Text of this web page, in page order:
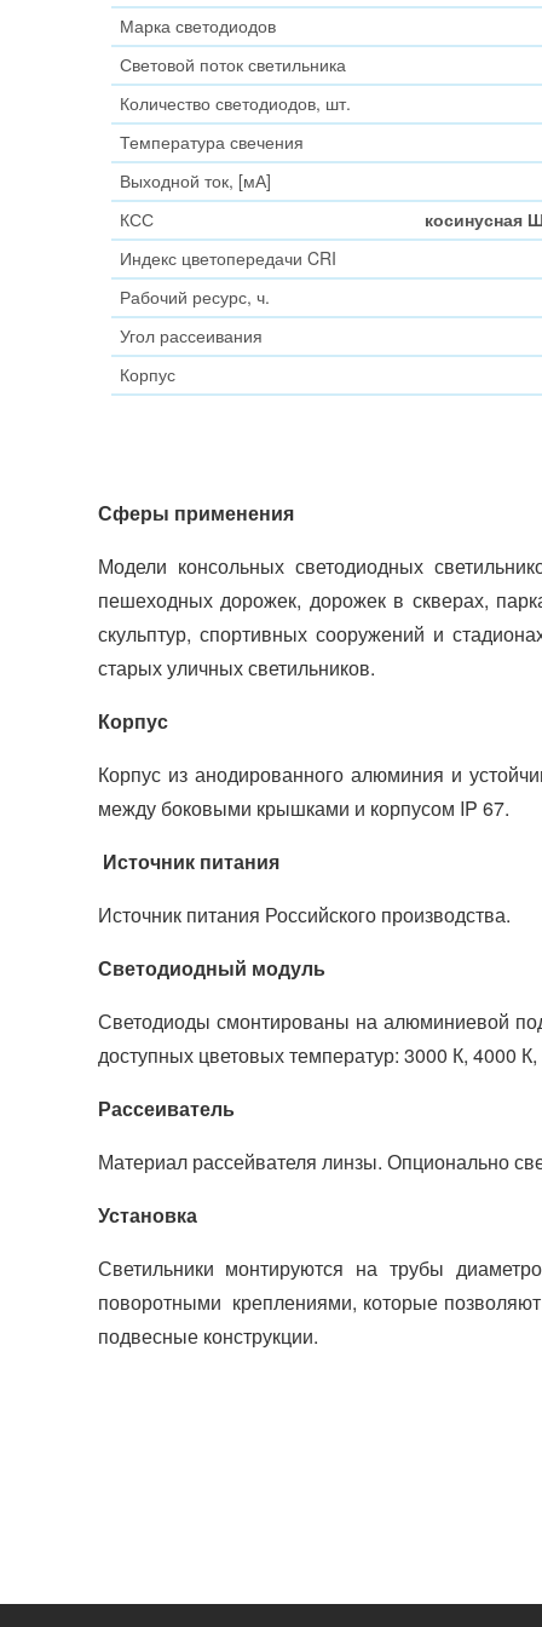
Марка светодиодов
Световой поток светильника
Количество светодиодов, шт.
Температура свечения
Выходной ток, [мА]
КСС
косинусная
Индекс цветопередачи CRI
Рабочий ресурс, ч.
Угол рассеивания
Корпус
Сферы применения
Модели консольных светодиодных
пешеходных дорожек, дорожек в скверах,
скульптур, спортивных сооружений и
старых уличных светильников.
Корпус
Корпус из анодированного алюминия и
между боковыми крышками и корпусом IP 67.
Источник питания
Источник питания Российского производства.
Светодиодный модуль
Светодиоды смонтированы на алюминиевой
доступных цветовых температур: 3000 К, 4000
Рассеиватель
Материал рассейвателя линзы. Опционально
Установка
Светильники монтируются на трубы
поворотными креплениями, которые позволяют
подвесные конструкции.